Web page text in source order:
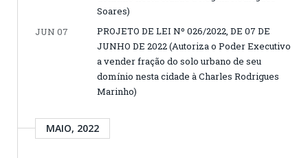
Soares)
JUN 07
PROJETO DE LEI Nº 026/2022, DE 07 DE
JUNHO DE 2022 (Autoriza o Poder Executivo
a vender fração do solo urbano de seu
domínio nesta cidade à Charles Rodrigues
Marinho)
MAIO, 2022